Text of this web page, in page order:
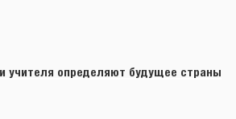
учителя определяют будущее страны